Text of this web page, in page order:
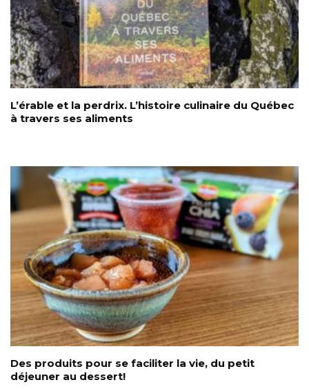
L’érable et la perdrix. L’histoire culinaire du Québec
à travers ses aliments
Des produits pour se faciliter la vie, du petit
déjeuner au dessert!